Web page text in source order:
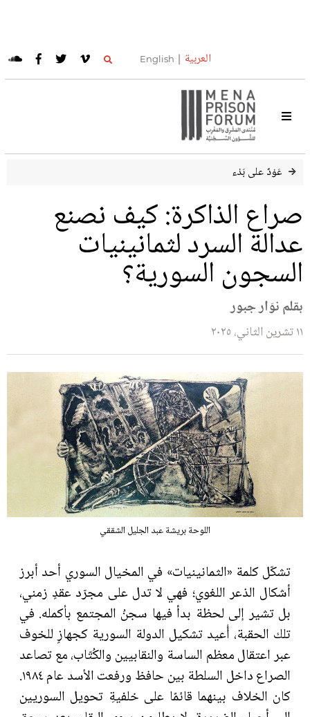
العربية English
عَوْدٌ على بَدْء
صراع الذاكرة: كيف نصنع
عدالة السرد لثمانينيات
السجون السورية؟
بقلم نوَار جبور
١١ تشرين الثاني، ٢٠٢٥
اللوحة بريشة عبد الجليل الشققي
تشكّل كلمة «الثمانينيات» في المخيال السوري أحد أبرز
أشكال الذعر اللغوي؛ فهي لا تدل على مجرّد عقدٍ زمني،
بل تشير إلى لحظة بدأ فيها سجنُ المجتمع بأكمله. في
تلك الحقبة، أُعيد تشكيل الدولة السورية كجهازٍ للخوف
عبر اعتقال معظم الساسة والنقابيين والكُتّاب، مع تصاعد
الصراع داخل السلطة بين حافظ ورفعت الأسد عام ١٩٨٤.
كان الخلاف بينهما قائمًا على خلفيةِ تحويل السوريين